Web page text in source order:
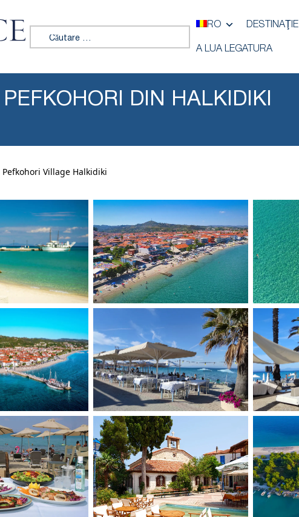
Caută:
RO DESTINAŢIE
A LUA LEGATURA
DIN HALKIDIKI
Pefkohori Village Halkidiki